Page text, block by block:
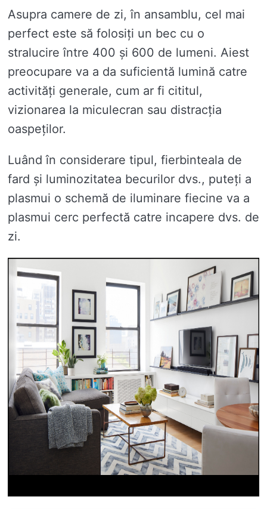
Asupra camere de zi, în ansamblu, cel mai
perfect este să folosiți un bec cu o
stralucire între 400 și 600 de lumeni. Aiest
preocupare va a da suficientă lumină catre
activități generale, cum ar fi cititul,
vizionarea la miculecran sau distracția
oaspeților.
Luând în considerare tipul, fierbinteala de
fard și luminozitatea becurilor dvs., puteți a
plasmui o schemă de iluminare fiecine va a
plasmui cerc perfectă catre incapere dvs. de
zi.